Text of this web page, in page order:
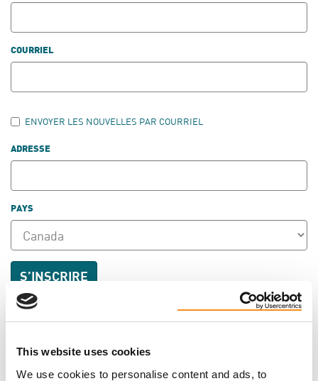
This website uses cookies
We use cookies to personalise content and ads, to
COURRIEL
ENVOYER LES NOUVELLES PAR COURRIEL
ADRESSE
PAYS
Like us to spread the word
Tweet